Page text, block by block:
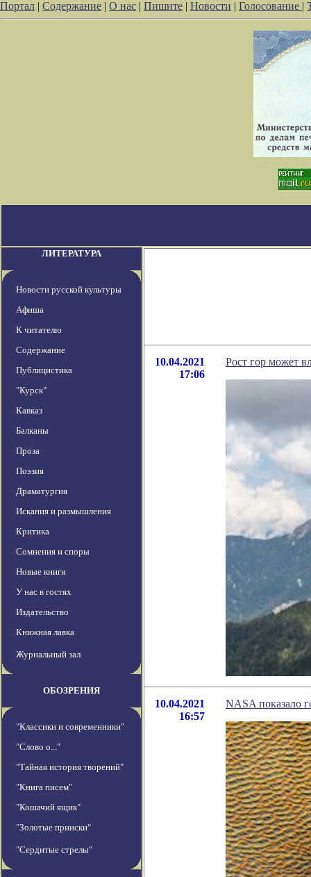
Портал | Содержание | О нас | Пишите | Новости | Голосование |
ЛИТЕРАТУРА
Новости русской культуры
Афиша
К читателю
Содержание
Публицистика
"Курск"
Кавказ
Балканы
Проза
Поэзия
Драматургия
Искания и размышления
Критика
Сомнения и споры
Новые книги
У нас в гостях
Издательство
Книжная лавка
Журнальный зал
ОБОЗРЕНИЯ
"Классики и современники"
"Слово о..."
"Тайная история творений"
"Книга писем"
"Кошачий ящик"
"Золотые прииски"
"Сердитые стрелы"
10.04.2021
17:06
Рост гор может
10.04.2021
16:57
NASA показало